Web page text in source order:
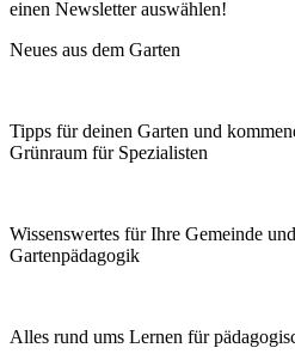
einen Newsletter auswählen!
Neues aus dem Garten
Tipps für deinen Garten und
Grünraum für Spezialisten
Wissenswertes für Ihre Gemeinde
Garten­pädagogik
Alles rund ums Lernen für